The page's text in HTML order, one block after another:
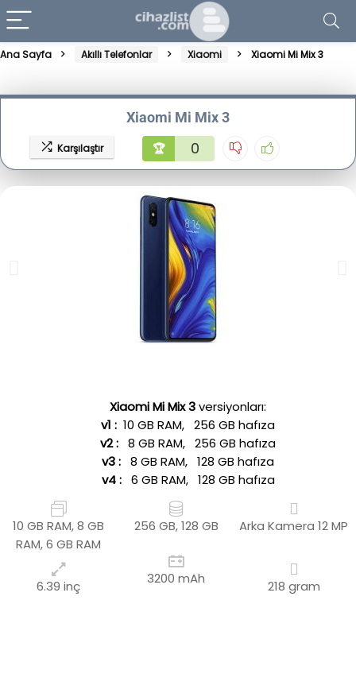
Ana Sayfa Akıllı Telefonlar Xiaomi Xiaomi Mi Mix 3
Xiaomi Mi Mix 3
Karşılaştır 🏆 0
Xiaomi Mi Mix 3versiyonları:
v1 : 10 GB RAM, 256 GB hafıza
v2 : 8 GB RAM, 256 GB hafıza
v3 : 8 GB RAM, 128 GB hafıza
v4 : 6 GB RAM, 128 GB hafıza
10 GB RAM, 8 GB
RAM, 6 GB RAM
256 GB, 128 GB Arka Kamera12 MP
6.39 inç 3200 mAh 218 gram